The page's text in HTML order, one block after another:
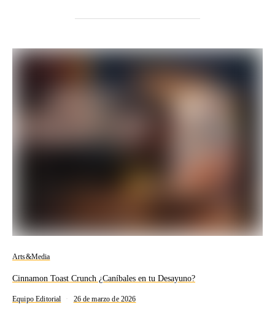
Arts&Media
Cinnamon Toast Crunch ¿Caníbales en tu Desayuno?
Equipo Editorial 26 de marzo de 2026